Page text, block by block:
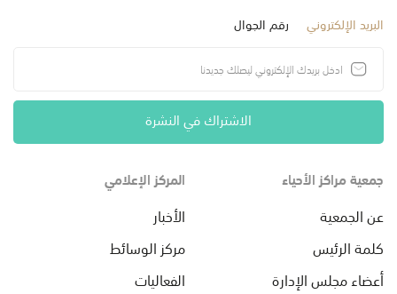
البريد الإلكتروني رقم الجوال
الاشتراك في النشرة
جمعية مراكز الأحياء
عن الجمعية
كلمة الرئيس
أعضاء مجلس الإدارة
المركز الإعلامي
الأخبار
مركز الوسائط
الفعاليات